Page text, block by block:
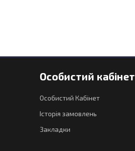
Особистий кабінет
Особистий Кабінет
Історія замовлень
Закладки